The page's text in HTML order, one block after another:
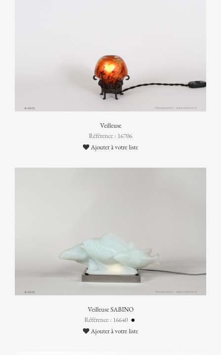
Veilleuse
Référence : 16706
Ajouter à votre liste
Veilleuse SABINO
Référence : 16640
Ajouter à votre liste